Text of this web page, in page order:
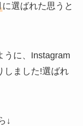
に選ばれた思うと
うに、Instagram
しました!選ばれ
↓